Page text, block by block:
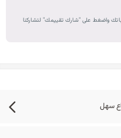
واضغط على "شارك تقييمك" لتشاركنا
سهل